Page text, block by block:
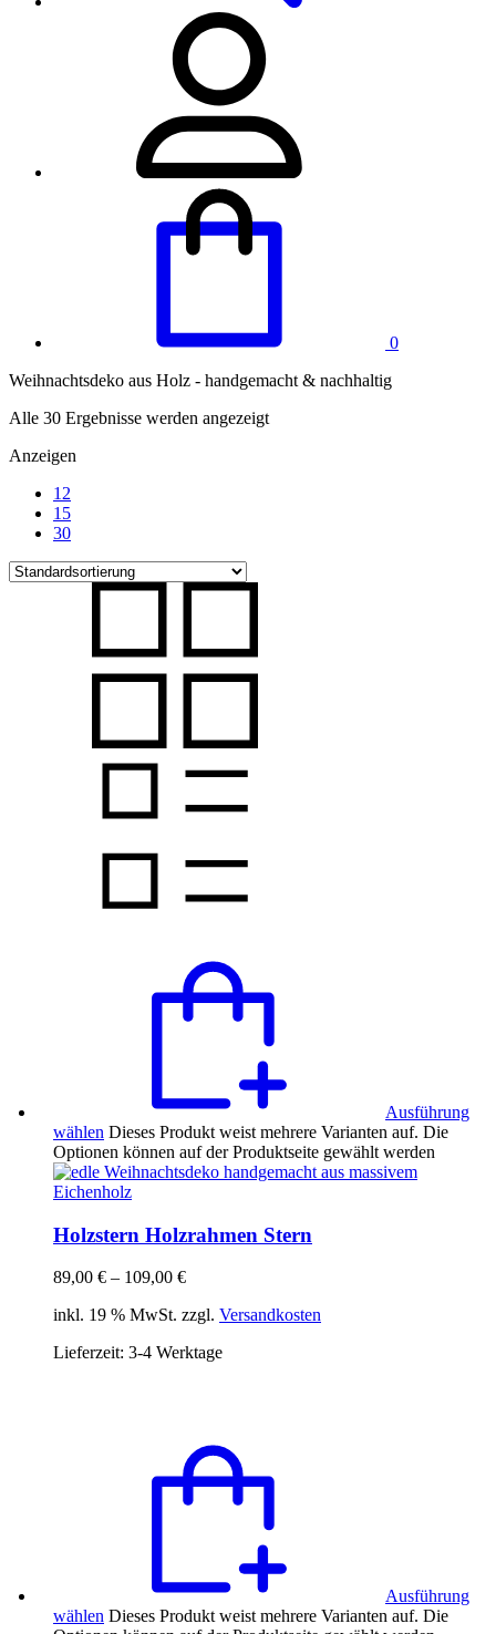
0
Weihnachts­deko aus Holz - handgemacht & nachhaltig
Alle 30 Ergebnisse werden angezeigt
Anzeigen
12
15
30
Ausführung
wählen Dieses Produkt weist mehrere Varianten auf. Die
Optionen können auf der Produktseite gewählt werden
Holzstern Holzrahmen Stern
89,00 € – 109,00 €
inkl. 19 % MwSt. zzgl. Versandkosten
Lieferzeit: 3-4 Werktage
Ausführung
wählen Dieses Produkt weist mehrere Varianten auf. Die